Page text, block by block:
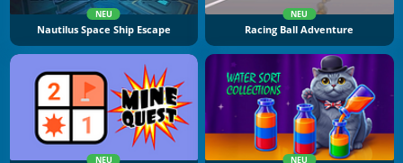
NEU
Nautilus Space Ship Escape
NEU
Racing Ball Adventure
NEU NEU